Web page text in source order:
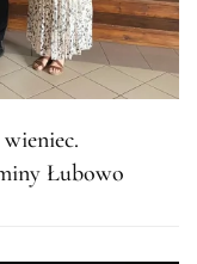
Łubowo